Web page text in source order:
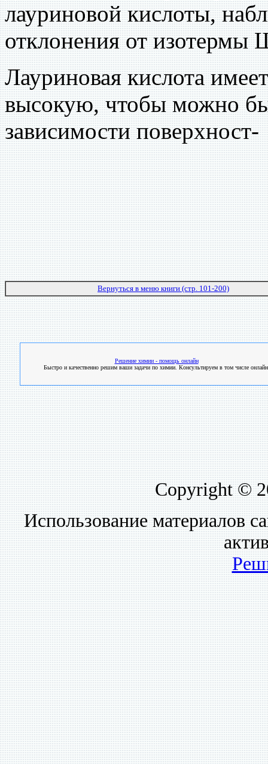
лауриновой кислоты,
отклонения от изотермы
Лауриновая кислота
высокую, чтобы можно
зависимости поверхност-
Вернуться в меню книги (стр. 101-200)
Решение химии - помощь онлайн
Быстро и качественно решим ваши задачи по химии. Консультируем в том числе
Copyright ©
Использование материалов